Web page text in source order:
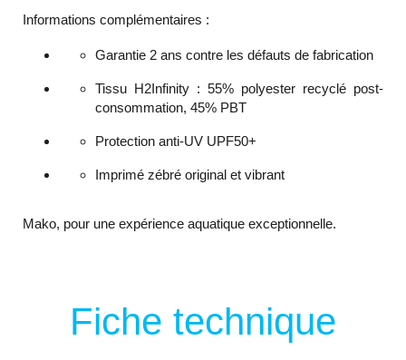
Informations complémentaires :
Garantie 2 ans contre les défauts de fabrication
Tissu H2Infinity : 55% polyester recyclé post-
consommation, 45% PBT
Protection anti-UV UPF50+
Imprimé zébré original et vibrant
Mako, pour une expérience aquatique exceptionnelle.
Fiche technique